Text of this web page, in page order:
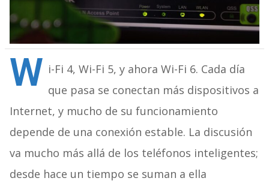
W i-Fi 4, Wi-Fi 5, y ahora Wi-Fi 6. Cada día
que pasa se conectan más dispositivos a
Internet, y mucho de su funcionamiento
depende de una conexión estable. La discusión
va mucho más allá de los teléfonos inteligentes;
desde hace un tiempo se suman a ella